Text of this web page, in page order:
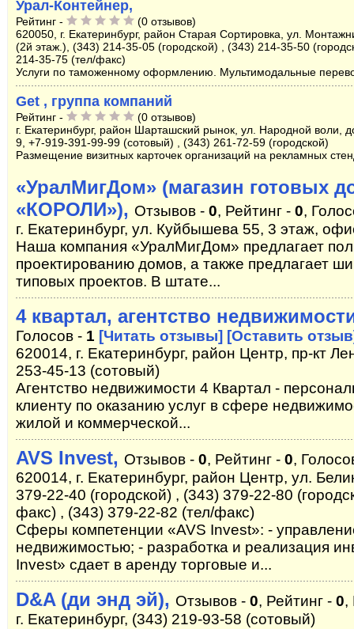
Урал-Контейнер,
Рейтинг -
(0 отзывов)
620050, г. Екатеринбург, район Старая Сортировка, ул.
(2й этаж.), (343) 214-35-05 (городской) , (343) 214-35-50
214-35-75 (тел/факс)
Услуги по таможенному оформлению. Мультимодальные
Get , группа компаний
Рейтинг -
(0 отзывов)
г. Екатеринбург, район Шарташский рынок, ул. Народной воли,
9, +7-919-391-99-99 (сотовый) , (343) 261-72-59 (городской)
Размещение визитных карточек организаций на рекламных
«УралМигДом» (магазин готовых
«КОРОЛИ»), Отзывов - 0, Рейтинг - 0,
г. Екатеринбург, ул. Куйбышева 55, 3 этаж,
Наша компания «УралМигДом» предлагает
проектированию домов, а также предлагает
типовых проектов. В штате...
4 квартал, агентство
Голосов - 1 [Читать отзывы] [Оставить
620014, г. Екатеринбург, район Центр, пр-кт
253-45-13 (сотовый)
Агентство недвижимости 4 Квартал -
клиенту по оказанию услуг в сфере
жилой и коммерческой...
AVS Invest, Отзывов - 0, Рейтинг - 0,
620014, г. Екатеринбург, район Центр, ул.
379-22-40 (городской) , (343) 379-22-80
факс) , (343) 379-22-82 (тел/факс)
Сферы компетенции «AVS Invest»: -
недвижимостью; - разработка и реализация
Invest» сдает в аренду торговые и...
D&A (ди энд эй), Отзывов - 0, Рейтинг - 0,
г. Екатеринбург, (343) 219-93-58 (сотовый)